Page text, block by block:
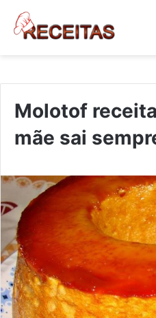
Molotof
mãe sai